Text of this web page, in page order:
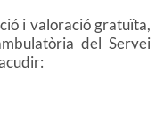
i valoració gratuïta,
del Servei